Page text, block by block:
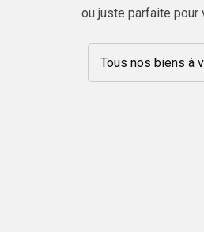
ou juste parfaite pour
Tous nos biens à